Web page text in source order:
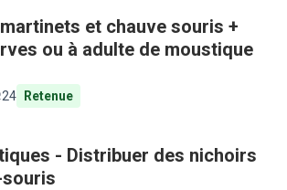
et chauve souris +
ou à adulte de moustique
24 Retenue
- Distribuer des nichoirs